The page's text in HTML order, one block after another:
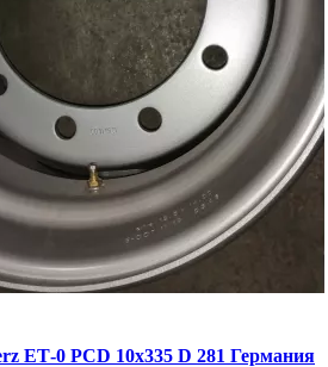
ЕТ-0 PCD 10x335 D 281 Германия